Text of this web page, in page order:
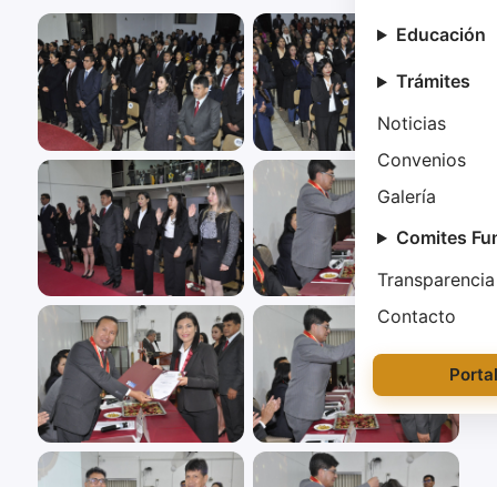
Educación
Trámites
Noticias
Convenios
Galería
Comites
Transparencia
Contacto